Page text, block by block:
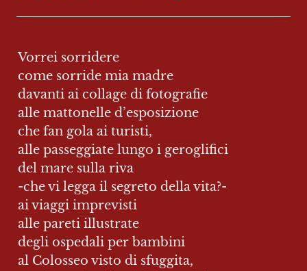
Vorrei sorridere
come sorride mia madre
davanti ai collage di fotografie
alle mattonelle d’esposizione
che fan gola ai turisti,
alle passeggiate lungo i geroglifici
del mare sulla riva
-che vi legga il segreto della vita?-
ai viaggi imprevisti
alle pareti illustrate
degli ospedali per bambini
al Colosseo visto di sfuggita,